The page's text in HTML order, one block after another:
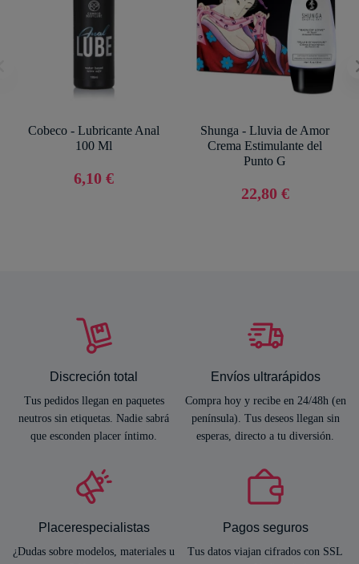
Cobeco - Lubricante Anal
100 Ml
6,10 €
Shunga - Lluvia de Amor
Crema Estimulante del
Punto G
22,80 €
Discreción total
Tus pedidos llegan en paquetes
neutros sin etiquetas. Nadie sabrá
que esconden placer íntimo.
Envíos ultrarápidos
Compra hoy y recibe en 24/48h (en
península). Tus deseos llegan sin
esperas, directo a tu diversión.
Placerespecialistas
¿Dudas sobre modelos, materiales u
Pagos seguros
Tus datos viajan cifrados con SSL